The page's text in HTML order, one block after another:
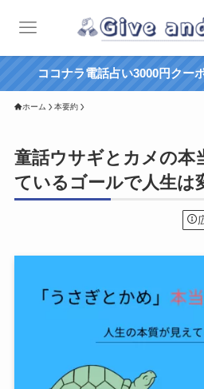
ココナラ電話占い3000円クー
ホーム 本要約
童話ウサギとカメの本
ているゴールで人生は